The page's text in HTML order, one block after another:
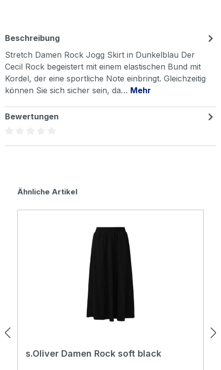
Beschreibung
Stretch Damen Rock Jogg Skirt in Dunkelblau Der
Cecil Rock begeistert mit einem elastischen Bund mit
Kordel, der eine sportliche Note einbringt. Gleichzeitig
können Sie sich sicher sein, da… Mehr
Bewertungen
Produktgalerie überspringen
Ähnliche Artikel
s.Oliver Damen Rock soft black